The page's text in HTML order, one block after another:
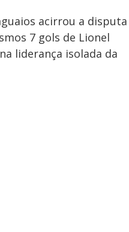
acirrou a disputa
7 gols de Lionel
liderança isolada da